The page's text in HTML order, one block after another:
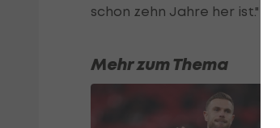
schon zehn Jahre her ist."
Mehr zum Thema